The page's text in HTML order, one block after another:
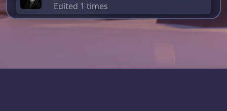
Edited 1 times